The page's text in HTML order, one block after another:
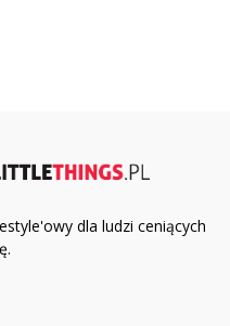
dla ludzi ceniących